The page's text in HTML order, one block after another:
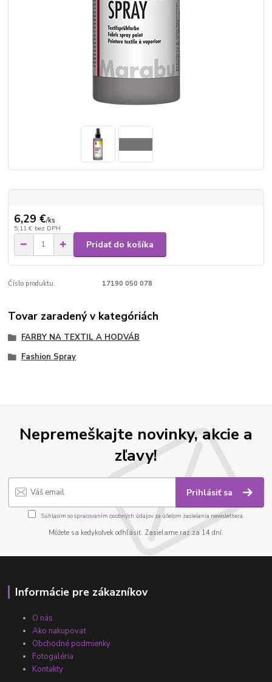
6,29 €/ks
5,11 € bez DPH
Pridať do košíka
Číslo produktu: 17190 050 078
Tovar zaradený v kategóriách
FARBY NA TEXTIL A HODVÁB
Fashion Spray
Nepremeškajte novinky, akcie a
zľavy!
Prihlásiť sa
Súhlasím sospracovaním osobných údajov za účelom zasielania newslettera.
Môžete sa kedykoľvek odhlásiť. Zasielame raz za 14 dní.
Informácie pre zákazníkov
O nás
Ako nakupovať
Obchodné podmienky
Fotogaléria
Kontakty